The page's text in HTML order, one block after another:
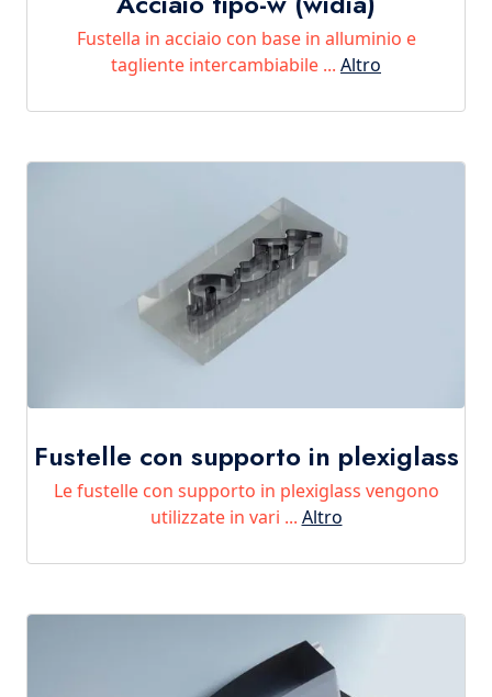
Fustella in acciaio con base in alluminio e
tagliente intercambiabile ... Altro
Fustelle con supporto in plexiglass
Le fustelle con supporto in plexiglass vengono
utilizzate in vari ... Altro